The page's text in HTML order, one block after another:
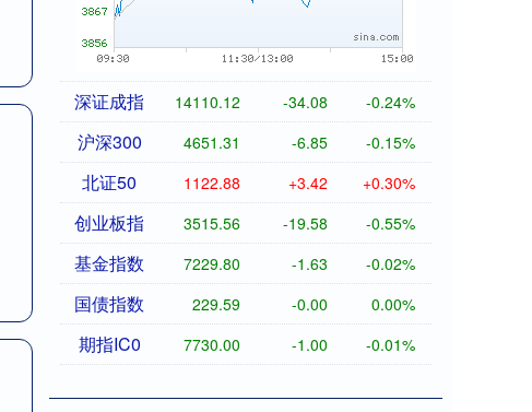
深证成指 14110.12 -34.08 -0.24%
沪深300 4651.31 -6.85 -0.15%
北证50 1122.88 +3.42 +0.30%
创业板指 3515.56 -19.58 -0.55%
基金指数 7229.80 -1.63 -0.02%
国债指数 229.59 -0.00 0.00%
期指IC0 7730.00 -1.00 -0.01%